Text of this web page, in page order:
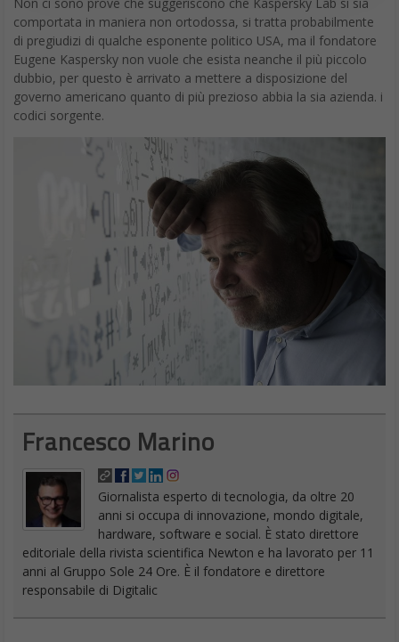
Non ci sono prove che suggeriscono che Kaspersky Lab si sia
comportata in maniera non ortodossa, si tratta probabilmente
di pregiudizi di qualche esponente politico USA, ma il fondatore
Eugene Kaspersky non vuole che esista neanche il più piccolo
dubbio, per questo è arrivato a mettere a disposizione del
governo americano quanto di più prezioso abbia la sia azienda. i
codici sorgente.
Francesco Marino
Giornalista esperto di tecnologia, da oltre 20
anni si occupa di innovazione, mondo digitale,
hardware, software e social. È stato direttore
editoriale della rivista scientifica Newton e ha lavorato per 11
anni al Gruppo Sole 24 Ore. È il fondatore e direttore
responsabile di Digitalic